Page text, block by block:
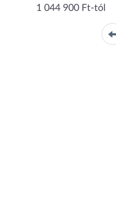
1 044 900 Ft-tól